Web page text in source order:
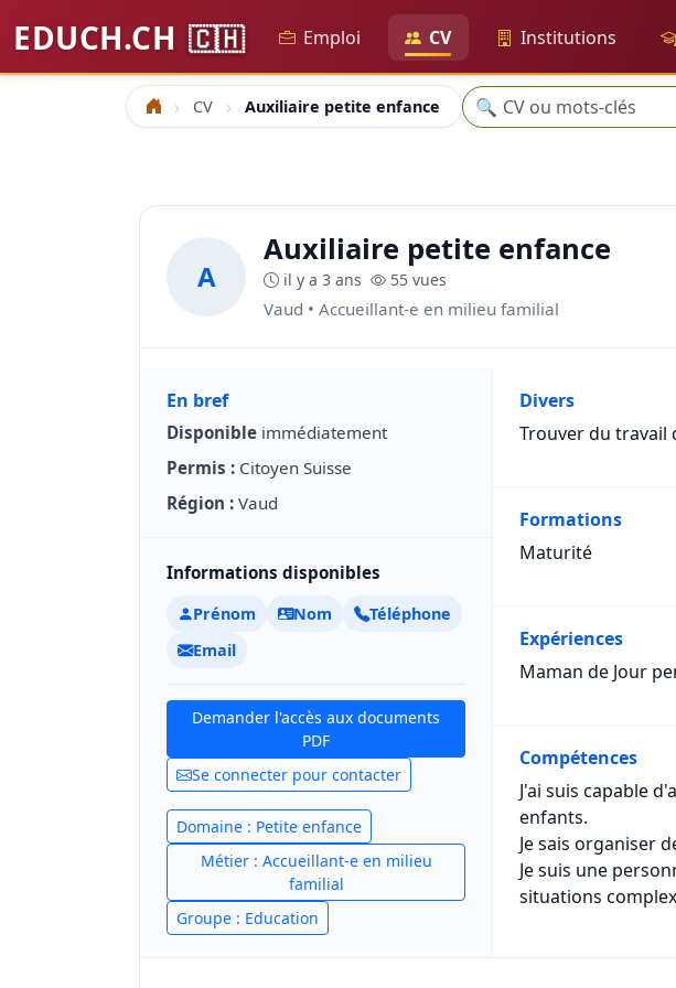
EDUCH.CH 🇨🇭 Emploi CV Institutions
Accueil CV Auxiliaire petite enfance Recherche
🔍
A
Auxiliaire petite enfance
il y a 3 ans 55 vues
Vaud • Accueillant-e en milieu familial
En bref
Disponible immédiatement
Permis : Citoyen Suisse
Région : Vaud
Informations disponibles
Prénom Nom
Téléphone
Email
Demander l'accès aux documents
PDF
Se connecter pour contacter
Domaine : Petite enfance
Métier : Accueillant-e en milieu
familial
Groupe : Education
Divers
Trouver du travail
Formations
Maturité
Expériences
Maman de Jour
Compétences
J'ai suis capable
enfants.
Je sais organiser
Je suis une
situations